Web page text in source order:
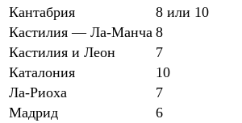
Кантабрия
8 или 10
Кастилия — Ла-Манча 8
Кастилия и Леон
7
Каталония
10
Ла-Риоха
7
Мадрид
6